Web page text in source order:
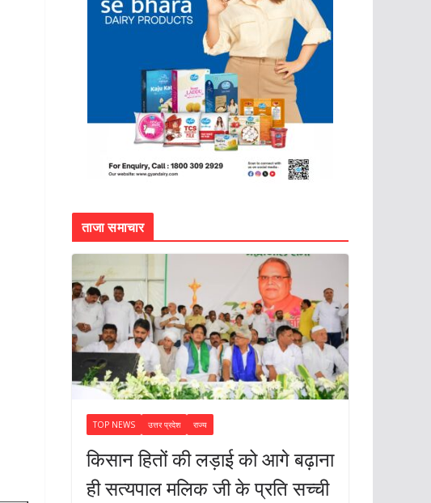
ताजा समाचार
TOP NEWS उत्तर प्रदेश राज्य
किसान हितों की लड़ाई को आगे बढ़ाना
ही सत्यपाल मलिक जी के प्रति सच्ची